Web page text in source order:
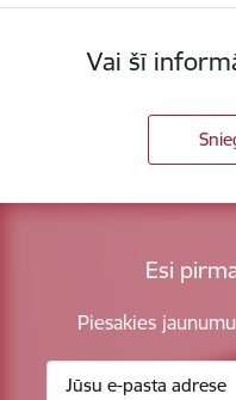
Vai šī
Esi
Piesakies